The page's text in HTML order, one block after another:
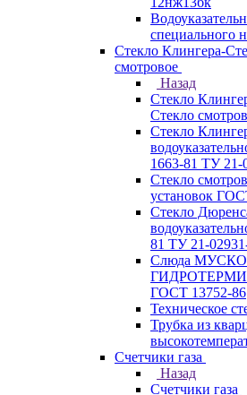
специального
Стекло Клингера-
смотровое
Назад
Стекло
Стекло
Стекло
1663-81 ТУ 21-
Стекло
установок
Стекло
81 ТУ 21-
Слюда
ГОСТ 13752-86
Техническое
Трубка из
Счетчики газа
Назад
Счетчики газа